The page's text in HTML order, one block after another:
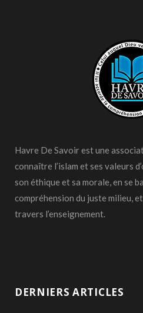
Havre De Savoir est une
connaître l’islam et ses valeurs
son éthique et sa morale, en se
compréhension du juste milieu,
travers l’enseignement.
DERNIERS ARTICLES